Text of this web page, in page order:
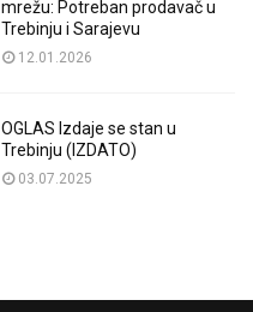
mrežu: Potreban prodavač u
Trebinju i Sarajevu
12.01.2026
OGLAS Izdaje se stan u
Trebinju (IZDATO)
03.07.2025